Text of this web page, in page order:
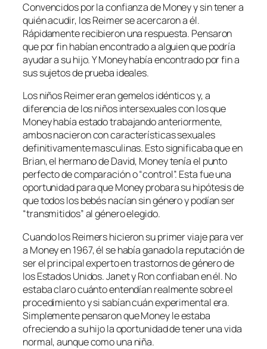
Convencidos por la confianza de Money y sin tener a
quién acudir, los Reimer se acercaron a él.
Rápidamente recibieron una respuesta. Pensaron
que por fin habían encontrado a alguien que podría
ayudar a su hijo. Y Money había encontrado por fin a
sus sujetos de prueba ideales.
Los niños Reimer eran gemelos idénticos y, a
diferencia de los niños intersexuales con los que
Money había estado trabajando anteriormente,
ambos nacieron con características sexuales
definitivamente masculinas. Esto significaba que en
Brian, el hermano de David, Money tenía el punto
perfecto de comparación o “control”. Esta fue una
oportunidad para que Money probara su hipótesis de
que todos los bebés nacían sin género y podían ser
“transmitidos” al género elegido.
Cuando los Reimers hicieron su primer viaje para ver
a Money en 1967, él se había ganado la reputación de
ser el principal experto en trastornos de género de
los Estados Unidos. Janet y Ron confiaban en él. No
estaba claro cuánto entendían realmente sobre el
procedimiento y si sabían cuán experimental era.
Simplemente pensaron que Money le estaba
ofreciendo a su hijo la oportunidad de tener una vida
normal, aunque como una niña.